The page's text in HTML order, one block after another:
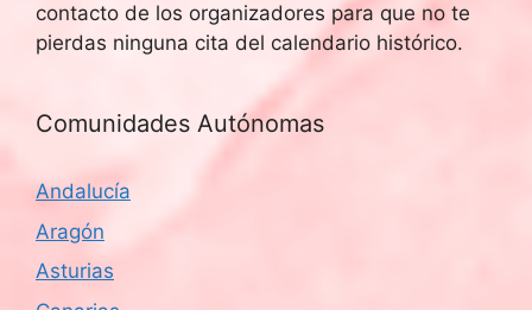
contacto de los organizadores para que no te
pierdas ninguna cita del calendario histórico.
Comunidades Autónomas
Andalucía
Aragón
Asturias